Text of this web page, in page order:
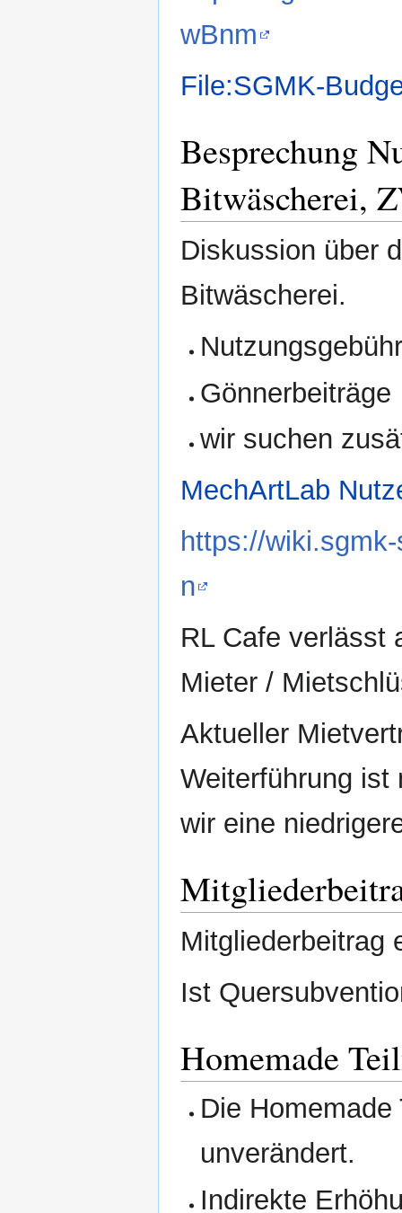
wBnm
File:SGMK-
Besprechung
Bitwäscherei,
Diskussion über
Bitwäscherei.
Gönnerbeiträge
wir suchen
MechArtLab
https://
n
RL Cafe verlässt
Mieter /
Aktueller
Weiterführung ist
wir eine
Mitgliederbeitrag
Ist
Homemade
Die
unverändert.
Indirekte